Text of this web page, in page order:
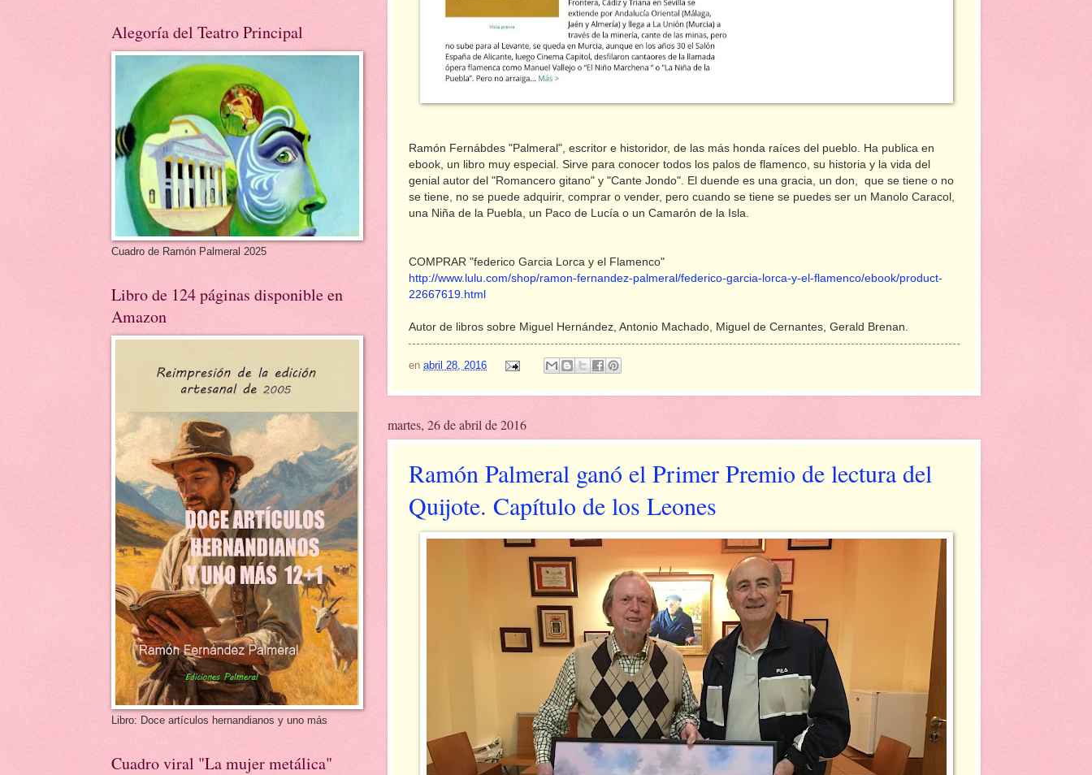
Ramón Fernábdes "Palmeral", escritor e historidor, de las más honda raíces del pueblo. Ha publica en
ebook, un libro muy especial. Sirve para conocer todos los palos de flamenco, su historia y la vida del
genial autor del "Romancero gitano" y "Cante Jondo". El duende es una gracia, un don, que se tiene o no
se tiene, no se puede adquirir, comprar o vender, pero cuando se tiene se puedes ser un Manolo Caracol,
una Niña de la Puebla, un Paco de Lucía o un Camarón de la Isla.
COMPRAR "federico Garcia Lorca y el Flamenco"
http://www.lulu.com/shop/ramon-fernandez-palmeral/federico-garcia-lorca-y-el-flamenco/ebook/product-
22667619.html
Autor de libros sobre Miguel Hernández, Antonio Machado, Miguel de Cernantes, Gerald Brenan.
en abril 28, 2016
martes, 26 de abril de 2016
Ramón Palmeral ganó el Primer Premio de lectura del
Quijote. Capítulo de los Leones
Alegoría del Teatro Principal
Cuadro de Ramón Palmeral 2025
Libro de 124 páginas disponible en
Amazon
Libro: Doce artículos hernandianos y uno más
Cuadro viral "La mujer metálica"